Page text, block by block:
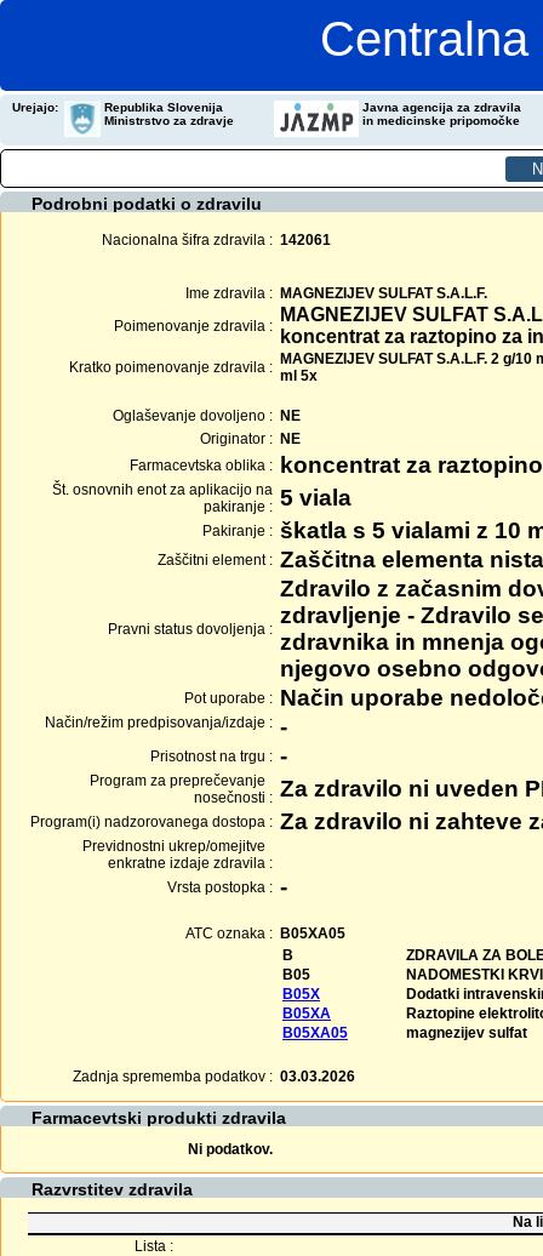
Urejajo:
Republika Slovenija
Ministrstvo za zdravje
Javna agencija za zdravila
in medicinske pripomočke
Podrobni podatki o zdravilu
Nacionalna šifra zdravila : 142061
Ime zdravila : MAGNEZIJEV SULFAT S.A.L.F.
Poimenovanje zdravila :
MAGNEZIJEV SULFAT
koncentrat za raztopino za
Kratko poimenovanje zdravila : MAGNEZIJEV SULFAT S.A.L.F. 2 g/
ml 5x
Oglaševanje dovoljeno : NE
Originator : NE
Farmacevtska oblika :
koncentrat za
Št. osnovnih enot za aplikacijo na
pakiranje : 5 viala
Pakiranje : škatla s 5 vialami z 10
Zaščitni element : Zaščitna elementa
Pravni status dovoljenja :
Zdravilo z začasnim
zdravljenje - Zdravilo
zdravnika in mnenja
njegovo osebno
Pot uporabe : Način uporabe
Način/režim predpisovanja/izdaje : -
Prisotnost na trgu : -
Program za preprečevanje
nosečnosti : Za zdravilo ni uveden
Program(i) nadzorovanega dostopa : Za zdravilo ni zahteve
Previdnostni ukrep/omejitve
enkratne izdaje zdravila :
Vrsta postopka : -
ATC oznaka : B05XA05
B
ZDRAVILA ZA
B05
NADOMESTKI
B05X
Dodatki
B05XA
Raztopine
B05XA05
magnezijev sulfat
Zadnja sprememba podatkov : 03.03.2026
Farmacevtski produkti zdravila
Ni podatkov.
Razvrstitev zdravila
Na
Lista :